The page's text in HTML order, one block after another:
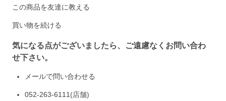
この商品を友達に教える
買い物を続ける
気になる点がございましたら、ご遠慮なくお問い合わ
せ下さい。
メールで問い合わせる
052-263-6111 (店舗)